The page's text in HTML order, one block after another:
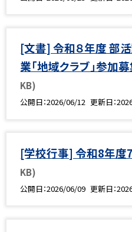
[文書] 令和８年度 部
業「地域クラブ」参加
KB)
公開日 2026/06/12 更新日
[学校行事] 令和8年度
KB)
公開日 2026/06/09 更新日